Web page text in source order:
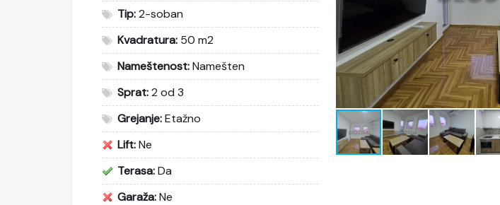
Tip:2-soban
Kvadratura: 50 m2
Nameštenost:Namešten
Sprat:2 od 3
Grejanje:Etažno
Lift:Ne
Terasa:Da
Garaža:Ne